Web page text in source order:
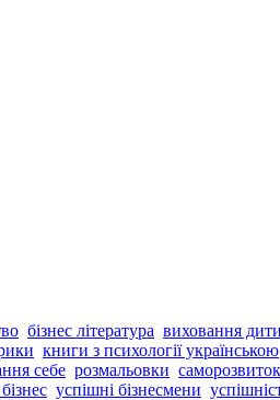
бізнес література виховання
книги з психології українською
себе розмальовки саморозвиток
успішні бізнесмени